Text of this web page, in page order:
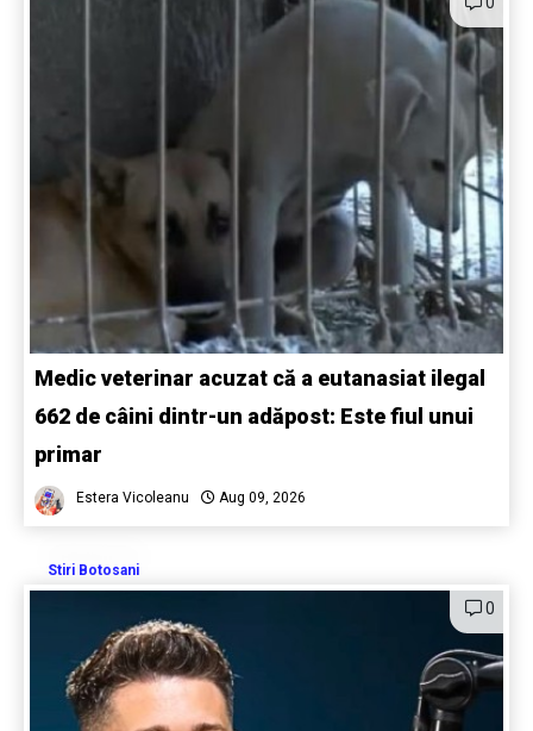
Medic veterinar acuzat că a eutanasiat ilegal
662 de câini dintr-un adăpost: Este fiul unui
primar
Estera Vicoleanu Aug 09, 2026
Stiri Botosani
0